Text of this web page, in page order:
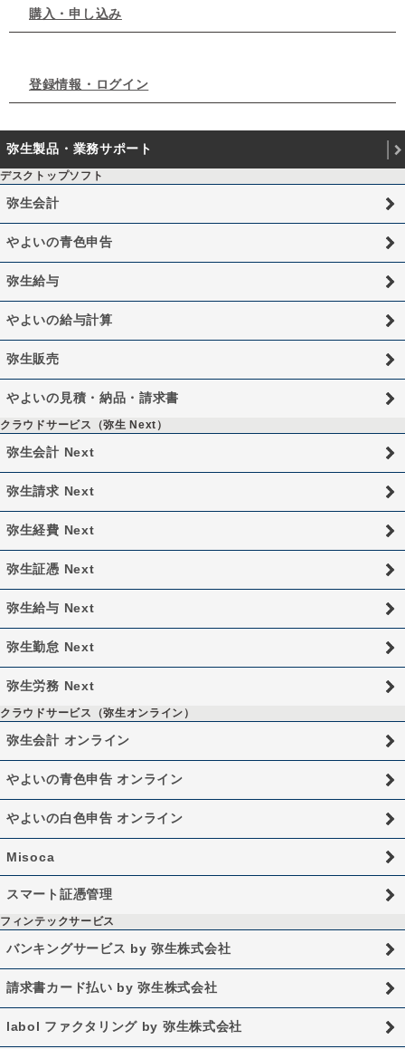
購入・申し込み
登録情報・ログイン
弥生製品・業務サポート
デスクトップソフト
弥生会計
やよいの青色申告
弥生給与
やよいの給与計算
弥生販売
やよいの見積・納品・請求書
クラウドサービス（弥生 Next）
弥生会計 Next
弥生請求 Next
弥生経費 Next
弥生証憑 Next
弥生給与 Next
弥生勤怠 Next
弥生労務 Next
クラウドサービス（弥生オンライン）
弥生会計 オンライン
やよいの青色申告 オンライン
やよいの白色申告 オンライン
Misoca
スマート証憑管理
フィンテックサービス
バンキングサービス by 弥生株式会社
請求書カード払い by 弥生株式会社
labol ファクタリング by 弥生株式会社